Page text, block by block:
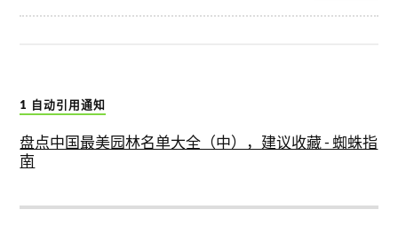
1 自动引用通知
盘点中国最美园林名单大全（中），建议收藏 - 蜘蛛指
南